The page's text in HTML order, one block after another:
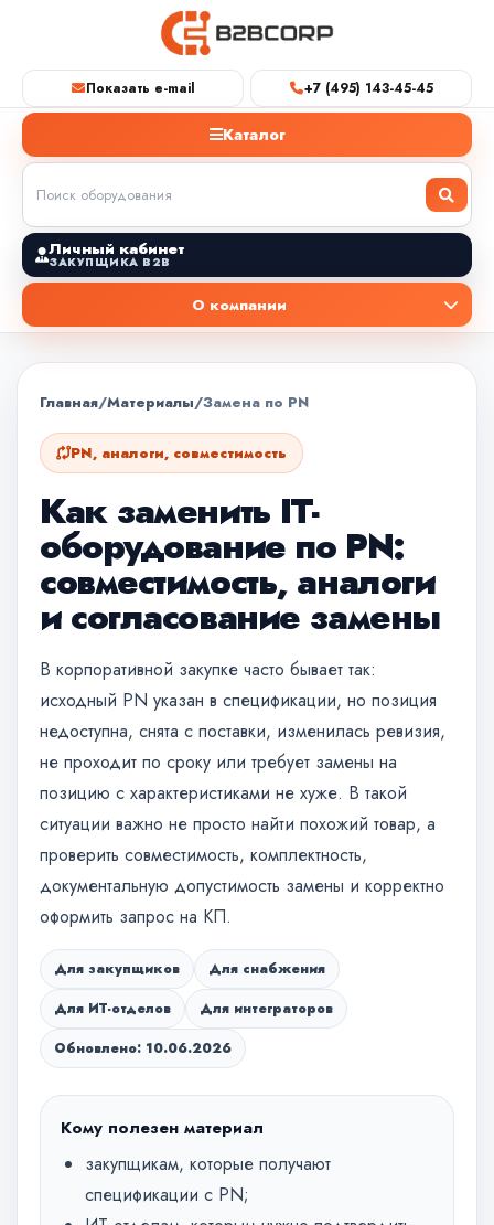
Показать e-mail +7 (495) 143-45-45
Каталог
Личный кабинет
ЗАКУПЩИКА B2B
О компании
Главная/Материалы/Замена по PN
PN, аналоги, совместимость
Как заменить IT-
оборудование по PN:
совместимость, аналоги
и согласование замены
В корпоративной закупке часто бывает так:
исходный PN указан в спецификации, но позиция
недоступна, снята с поставки, изменилась ревизия,
не проходит по сроку или требует замены на
позицию с характеристиками не хуже. В такой
ситуации важно не просто найти похожий товар, а
проверить совместимость, комплектность,
документальную допустимость замены и корректно
оформить запрос на КП.
Для закупщиков
Для снабжения
Для ИТ-отделов
Для интеграторов
Обновлено: 10.06.2026
Кому полезен материал
закупщикам, которые получают
спецификации с PN;